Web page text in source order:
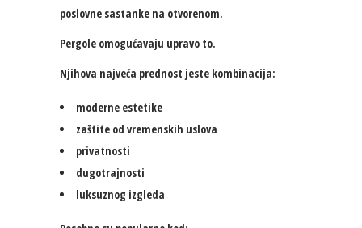
poslovne sastanke na otvorenom.
Pergole omogućavaju upravo to.
Njihova najveća prednost jeste kombinacija:
moderne estetike
zaštite od vremenskih uslova
privatnosti
dugotrajnosti
luksuznog izgleda